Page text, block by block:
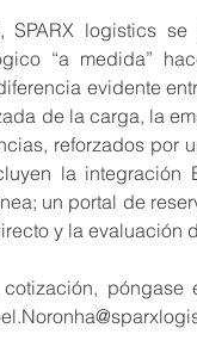
logistics
“a medida”
evidente
de la carga, la
reforzados por
la integración
un portal de
y la evaluación
póngase